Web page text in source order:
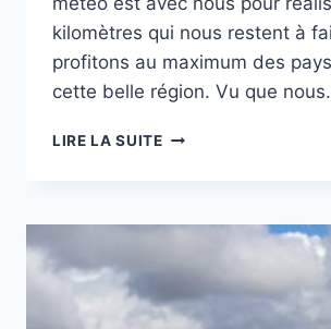
kilomètres qui nous restent à
profitons au maximum des
cette belle région. Vu que
LIRE LA SUITETOUR
–
DU